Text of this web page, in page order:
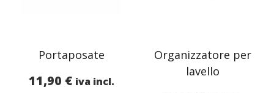
Portaposate
11,90 € iva incl.
Organizzatore per
lavello